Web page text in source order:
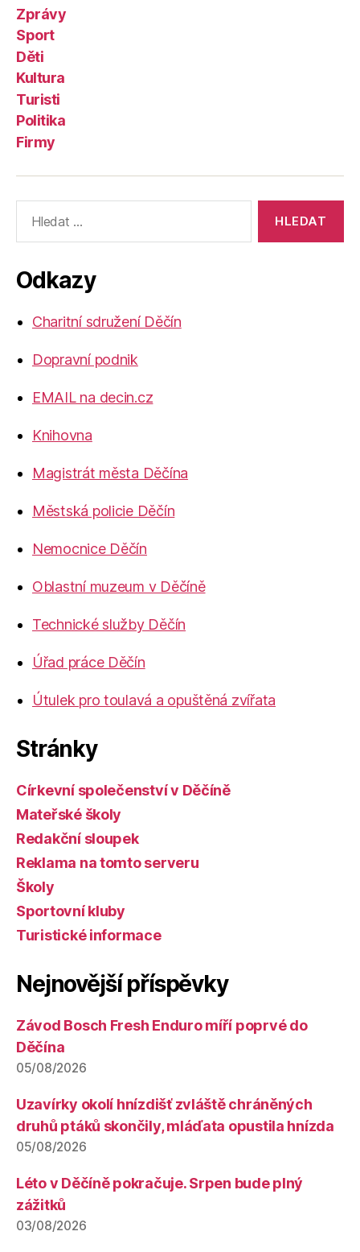
Zprávy
Sport
Děti
Kultura
Turisti
Politika
Firmy
vyhledávání:
Odkazy
Charitní sdružení Děčín
Dopravní podnik
EMAIL na decin.cz
Knihovna
Magistrát města Děčína
Městská policie Děčín
Nemocnice Děčín
Oblastní muzeum v Děčíně
Technické služby Děčín
Úřad práce Děčín
Útulek pro toulavá a opuštěná zvířata
Stránky
Církevní společenství v Děčíně
Mateřské školy
Redakční sloupek
Reklama na tomto serveru
Školy
Sportovní kluby
Turistické informace
Nejnovější příspěvky
Závod Bosch Fresh Enduro míří poprvé do
Děčína
05/08/2026
Uzavírky okolí hnízdišť zvláště chráněných
druhů ptáků skončily, mláďata opustila hnízda
05/08/2026
Léto v Děčíně pokračuje. Srpen bude plný
zážitků
03/08/2026